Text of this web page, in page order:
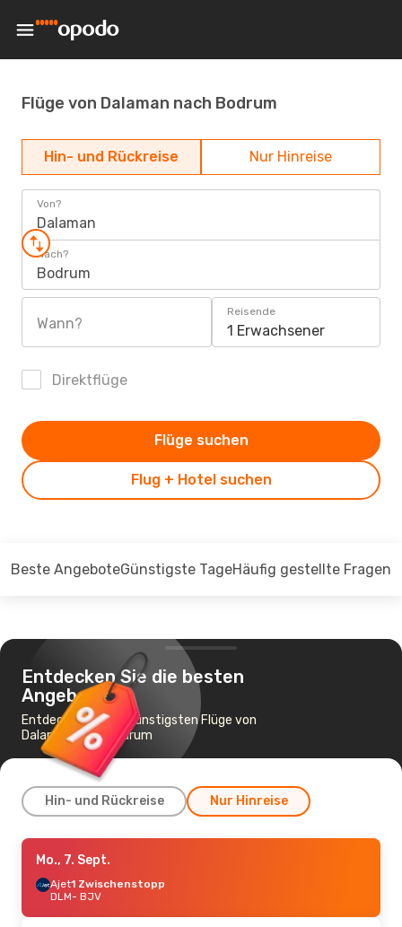
Flüge von Dalaman nach Bodrum
Hin- und Rückreise Nur Hinreise
Von?
Dalaman
Nach?
Bodrum
Wann?
Reisende
1 Erwachsener
Direktflüge
Flug + Hotel suchen
Flüge suchen
Beste AngeboteGünstigste TageHäufig gestellte Fragen
Entdecken Sie die besten
Angebote
Entdecken Sie die günstigsten Flüge von
Dalaman nach Bodrum
Hin- und Rückreise Nur Hinreise
Mo., 7. Sept.
Turkish Airlines
1 Zwischenstopp
Turkish Airlines
Mo., 7. Sept.
Ajet1 Zwischenstopp
DLM- BJV